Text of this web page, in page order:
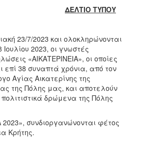
ΔΕΛΤΙΟ ΤΥΠΟΥ
23/7/2023 και ολοκληρώνονται
2023, οι γνωστές
«ΑΙΚΑΤΕΡΙΝΕΙΑ», οι οποίες
επί 38 συναπτά χρόνια, από τον
Αγίας Αικατερίνης της
της Πόλης μας, και αποτελούν
δρώμενα της Πόλης
2023», συνδιοργανώνονται φέτος
Κρήτης.